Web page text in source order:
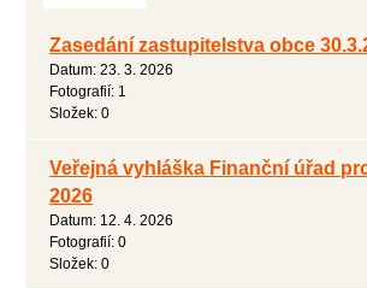
Zasedání zastupitelstva obce
Datum: 23. 3. 2026
Fotografií: 1
Složek: 0
Veřejná vyhláška Finanční úřad
2026
Datum: 12. 4. 2026
Fotografií: 0
Složek: 0